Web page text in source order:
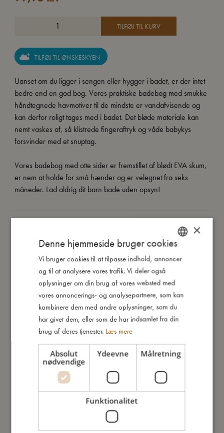
TILFØJ TIL KURV
TILFØJ TIL ØNSKESKYEN
Uanset om du ligger i sengen eller hygger i badet, er der intet
bedre end en god bog. Vores praktiske badebog med smukke
håndtegnede havmotiver til de mindste er vandafvisende og
kan derfor roligt tages med i badet. Det bløde materiale kan
nemt vaskes af, så klistrede fingeraftryk og våde babykys
forsvinder med et snuptag.
Vores badebog med otte sider er fremstillet af blødt EVA skum,
er nem at holde for små hænder og er velegnet fra seks
måneder. Lad aldrig dit barn bade uden opsyn!
Jeg er lavet af
Mine data
Du vil måske også kunne lide
DANISH
GERMAN
×
Denne hjemmeside bruger cookies
Vi bruger cookies til at tilpasse indhold, annoncer
og til at analysere vores trafik. Vi deler også
oplysninger om din brug af vores websted med
vores annoncerings- og analysepartnere, som kan
kombinere dem med andre oplysninger, som du
har givet dem, eller som de har indsamlet fra din
brug af deres tjenester. Læs mere
Absolut
nødvendige
Ydeevne Målretning
Funktionalitet